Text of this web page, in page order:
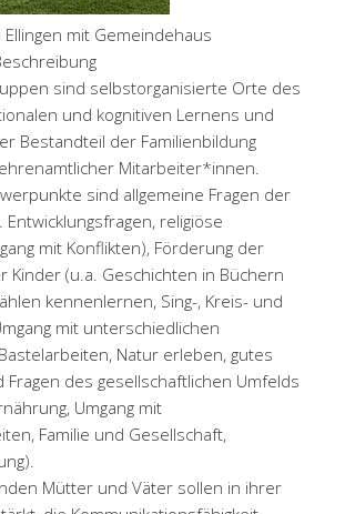
mit Gemeindehaus
sind selbstorganisierte Orte des
und kognitiven Lernens und
Bestandteil der Familienbildung
Mitarbeiter*innen.
sind allgemeine Fragen der
Entwicklungsfragen, religiöse
mit Konflikten), Förderung der
Kinder (u.a. Geschichten in Büchern
kennenlernen, Sing-, Kreis- und
mit unterschiedlichen
Natur erleben, gutes
Fragen des gesellschaftlichen Umfelds
Umgang mit
Familie und Gesellschaft,
Mütter und Väter sollen in ihrer